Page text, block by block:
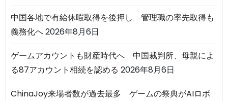
中国各地で有給休暇取得を後押し 管理職の率先取得も
義務化へ2026年8月6日
ゲームアカウントも財産時代へ 中国裁判所、母親によ
る87アカウント相続を認める 2026年8月6日
ChinaJoy来場者数が過去最多 ゲームの祭典がAIロボ